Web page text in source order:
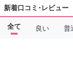
新着口コミ･レビュー
全て
良い 普